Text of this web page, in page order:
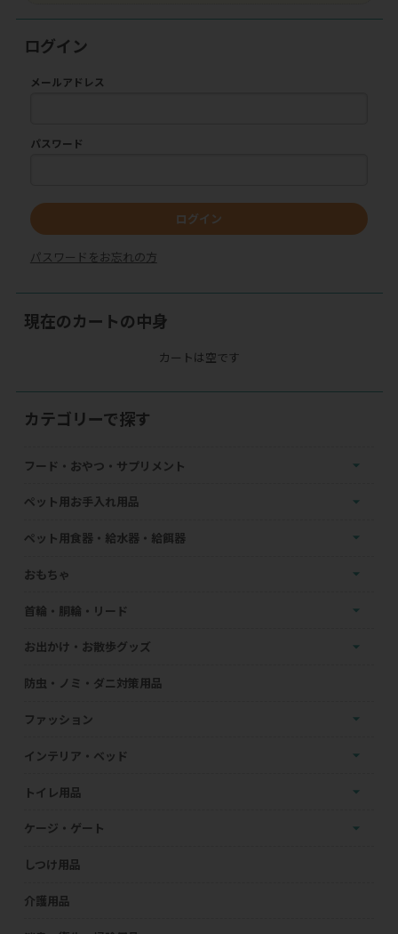
ログイン
メールアドレス
パスワード
ログイン
パスワードをお忘れの方
現在のカートの中身
カートは空です
カテゴリーで探す
フード・おやつ・サプリメント
ペット用お手入れ用品
ペット用食器・給水器・給餌器
おもちゃ
首輪・胴輪・リード
お出かけ・お散歩グッズ
防虫・ノミ・ダニ対策用品
ファッション
インテリア・ベッド
トイレ用品
ケージ・ゲート
しつけ用品
介護用品